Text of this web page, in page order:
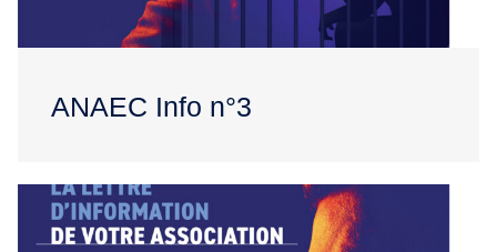
ANAEC Info n°3